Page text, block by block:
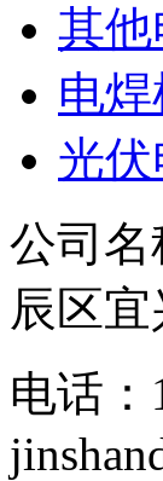
其
电
光伏
公司
辰区
电话：